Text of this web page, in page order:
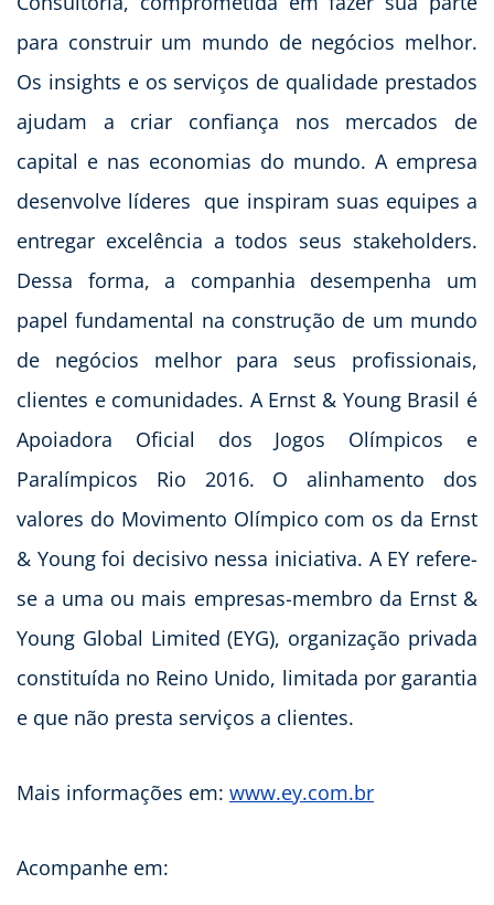
para construir um mundo de negócios melhor.
Os insights e os serviços de qualidade prestados
ajudam a criar confiança nos mercados de
capital e nas economias do mundo. A empresa
desenvolve líderes que inspiram suas equipes a
entregar excelência a todos seus stakeholders.
Dessa forma, a companhia desempenha um
papel fundamental na construção de um mundo
de negócios melhor para seus profissionais,
clientes e comunidades. A Ernst & Young Brasil é
Apoiadora Oficial dos Jogos Olímpicos e
Paralímpicos Rio 2016. O alinhamento dos
valores do Movimento Olímpico com os da Ernst
& Young foi decisivo nessa iniciativa. A EY refere-
se a uma ou mais empresas-membro da Ernst &
Young Global Limited (EYG), organização privada
constituída no Reino Unido, limitada por garantia
e que não presta serviços a clientes.
Mais informações em: www.ey.com.br
Acompanhe em: